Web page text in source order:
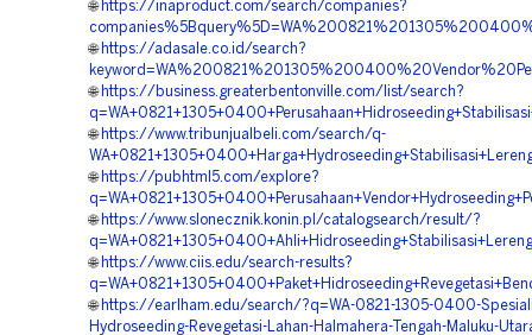
🌐 https://inaproduct.com/search/companies?
🌐 https://adasale.co.id/search?
🌐 https://business.greaterbentonville.com/list/search?
🌐 https://www.tribunjualbeli.com/search/q-
🌐 https://pubhtml5.com/explore?
🌐 https://www.slonecznik.konin.pl/catalogsearch/result/?
🌐 https://www.ciis.edu/search-results?
🌐 https://earlham.edu/search/?q=WA-0821-1305-0400-
Hydroseeding-Revegetasi-Lahan-Halmahera-Tengah-Maluku-